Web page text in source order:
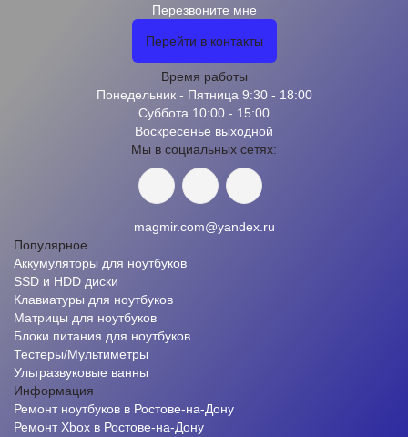
Перезвоните мне
Перейти в контакты
Время работы
Понедельник - Пятница 9:30 - 18:00
Суббота 10:00 - 15:00
Воскресенье выходной
Мы в социальных сетях:
magmir.com@yandex.ru
Популярное
Аккумуляторы для ноутбуков
SSD и HDD диски
Клавиатуры для ноутбуков
Матрицы для ноутбуков
Блоки питания для ноутбуков
Тестеры/Мультиметры
Ультразвуковые ванны
Информация
Ремонт ноутбуков в Ростове-на-Дону
Ремонт Xbox в Ростове-на-Дону